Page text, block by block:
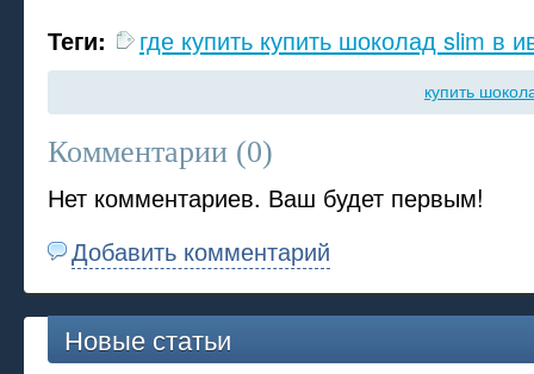
Теги:
где купить купить шоколад slim в
купить
Комментарии (0)
Нет комментариев. Ваш будет первым!
Добавить комментарий
Новые статьи